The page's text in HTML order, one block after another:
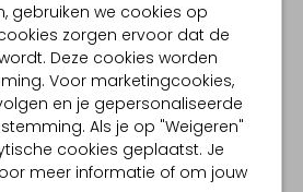
gebruiken we cookies op
zorgen ervoor dat de
Deze cookies worden
Voor marketingcookies,
en je gepersonaliseerde
Als je op "Weigeren"
cookies geplaatst. Je
meer informatie of om jouw
Item